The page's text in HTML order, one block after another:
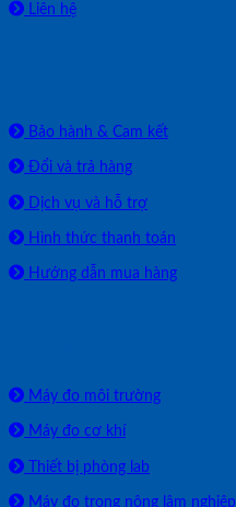
Liên hệ
Bảo hành & Cam kết
Đổi và trả hàng
Dịch vụ và hỗ trợ
Hình thức thanh toán
Hướng dẫn mua hàng
Máy đo môi trường
Máy đo cơ khí
Thiết bị phòng lab
Máy đo trong nông lâm nghiệp